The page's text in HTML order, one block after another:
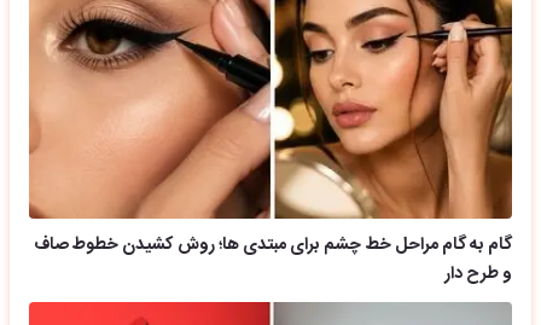
گام به گام مراحل خط چشم برای مبتدی ها؛ روش کشیدن خطوط صاف
و طرح دار